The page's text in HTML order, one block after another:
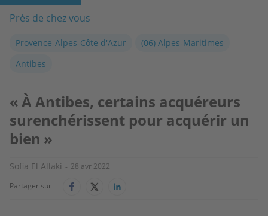
Près de chez vous
Provence-Alpes-Côte d'Azur
(06) Alpes-Maritimes
Antibes
« À Antibes, certains acquéreurs
surenchérissent pour acquérir un
bien »
Sofia El Allaki
28 avr 2022
Partager sur